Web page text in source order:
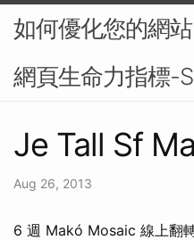
如何優化您的網
網頁生命力指標-
Je Tall Sf
Aug 26, 2013
6 週 Makó Mosaic 線上翻